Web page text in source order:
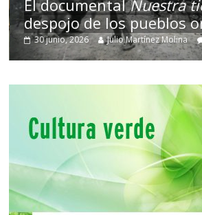
El documentalNuestra
despojo de los pueblos
30 junio, 2026 Julio Martínez Molina